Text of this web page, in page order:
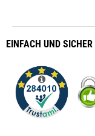
EINFACH UND SICHER